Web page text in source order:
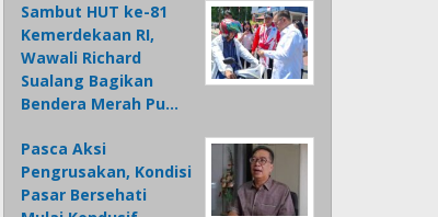
Sambut HUT ke-81
Kemerdekaan RI,
Wawali Richard
Sualang Bagikan
Bendera Merah Pu…
Pasca Aksi
Pengrusakan, Kondisi
Pasar Bersehati